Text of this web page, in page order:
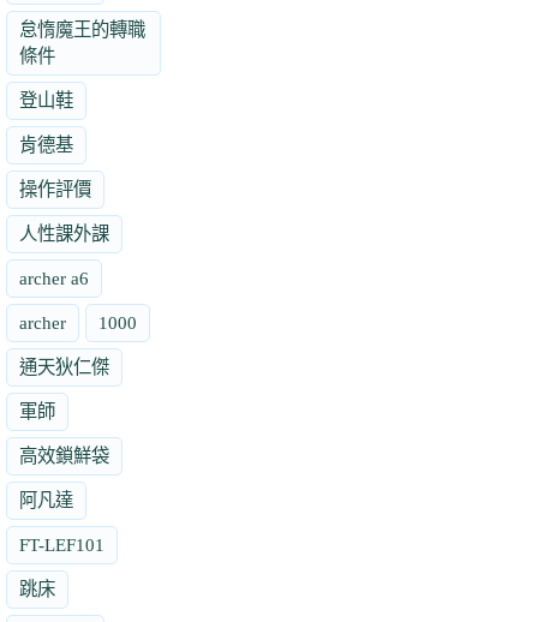
怠惰魔王的轉職
條件
登山鞋
肯德基
操作評價
人性課外課
archer a6
archer 1000
通天狄仁傑
軍師
高效鎖鮮袋
阿凡達
FT-LEF101
跳床